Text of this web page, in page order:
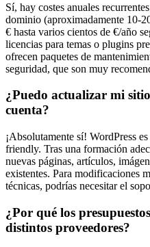
Sí, hay costes anuales
dominio (aproximadamente 10-
€ hasta varios cientos de €/año
licencias para temas o plugins
ofrecen paquetes de
seguridad, que son muy
¿Puedo actualizar mi
cuenta?
¡Absolutamente sí! WordPress
friendly. Tras una formación
nuevas páginas, artículos,
existentes. Para modificaciones
técnicas, podrías necesitar el
¿Por qué los
distintos proveedores?